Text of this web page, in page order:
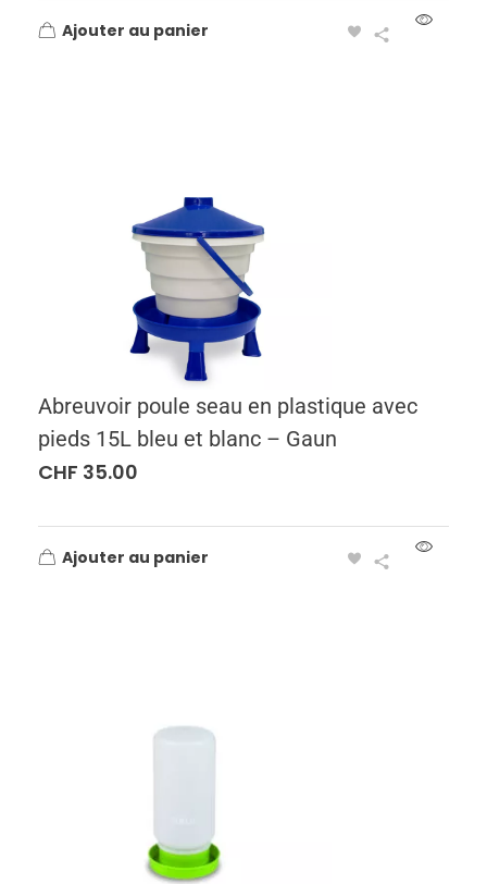
Ajouter au panier
Abreuvoir poule seau en plastique avec
pieds 15L bleu et blanc – Gaun
CHF 35.00
Ajouter au panier